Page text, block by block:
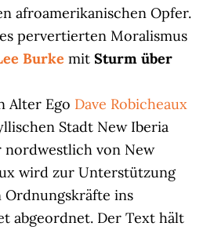
afroamerikanischen Opfer.
pervertierten Moralismus
Burke mitSturm über
Alter Ego Dave Robicheaux
Stadt New Iberia
nordwestlich von New
wird zur Unterstützung
ins
abgeordnet. Der Text hält